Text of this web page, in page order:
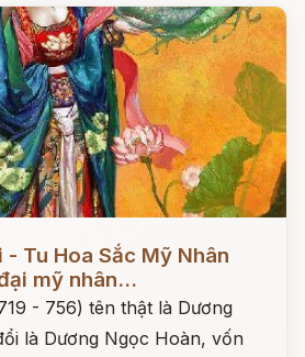
- Tu Hoa Sắc Mỹ Nhân
mỹ nhân...
- 756) tên thật là Dương
là Dương Ngọc Hoàn, vốn